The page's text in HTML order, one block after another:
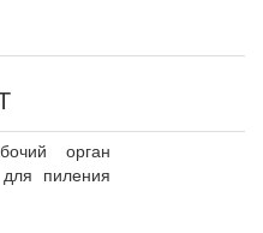
орган
пиления